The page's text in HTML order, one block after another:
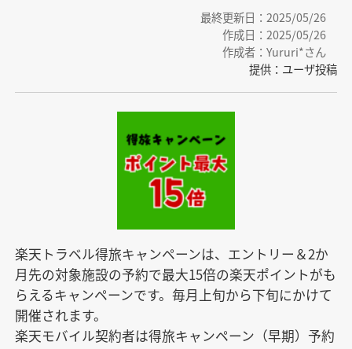
最終更新日：2025/05/26
作成日：2025/05/26
作成者：Yururi*さん
提供：ユーザ投稿
楽天トラベル得旅キャンペーンは、エントリー＆2か
月先の対象施設の予約で最大15倍の楽天ポイントがも
らえるキャンペーンです。毎月上旬から下旬にかけて
開催されます。
楽天モバイル契約者は得旅キャンペーン（早期）予約